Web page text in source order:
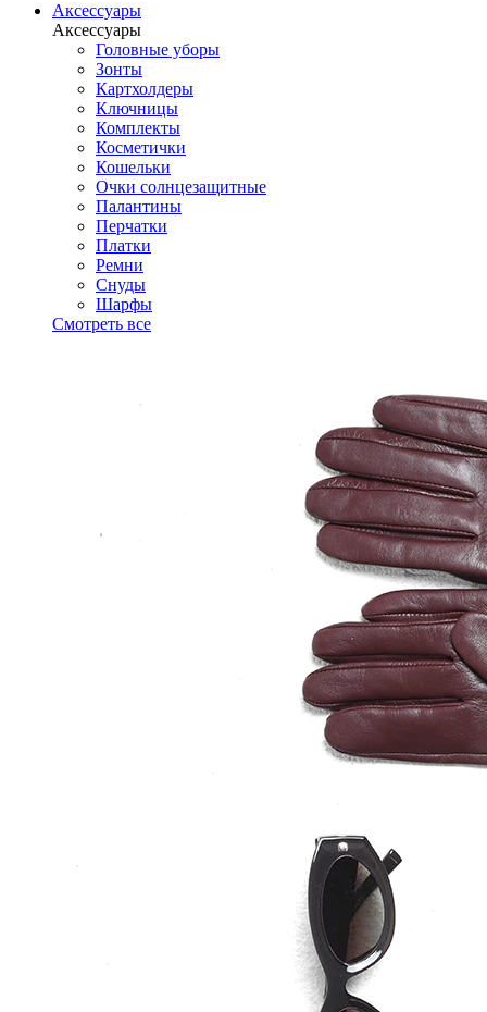
Аксессуары
Аксессуары
Головные уборы
Зонты
Картхолдеры
Ключницы
Комплекты
Косметички
Кошельки
Очки солнцезащитные
Палантины
Перчатки
Платки
Ремни
Снуды
Шарфы
Смотреть все